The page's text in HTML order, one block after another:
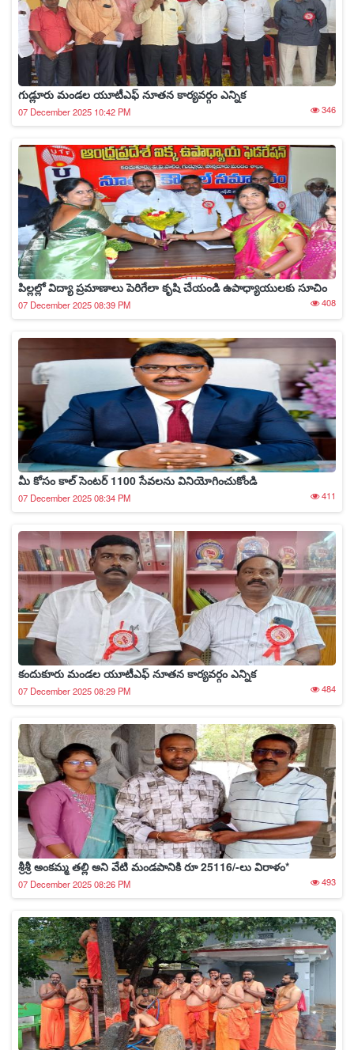
గుడ్లూరు మండల యూటీఎఫ్ నూతన కార్యవర్గం ఎన్నిక
07 December 2025 10:42 PM 346
పిల్లల్లో విద్యా ప్రమాణాలు పెరిగేలా కృషి చేయండి ఉపాధ్యాయులకు సూచిం
07 December 2025 08:39 PM 408
మీ కోసం కాల్ సెంటర్ 1100 సేవలను వినియోగించుకోండి
07 December 2025 08:34 PM 411
కందుకూరు మండల యూటీఎఫ్ నూతన కార్యవర్గం ఎన్నిక
07 December 2025 08:29 PM 484
శ్రీశ్రీ అంకమ్మ తల్లి అని వేటి మండపానికి రూ 25116/-లు విరాళం*
07 December 2025 08:26 PM 493